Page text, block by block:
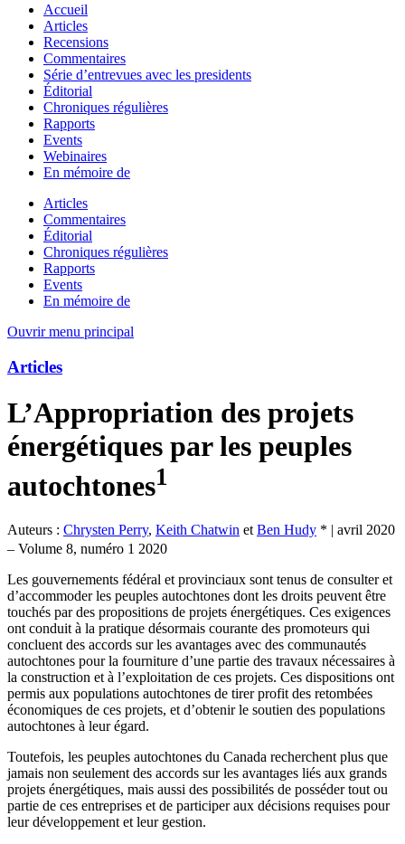
Accueil
Articles
Recensions
Commentaires
Série d’entrevues avec les presidents
Éditorial
Chroniques régulières
Rapports
Events
Webinaires
En mémoire de
Articles
Commentaires
Éditorial
Chroniques régulières
Rapports
Events
En mémoire de
Ouvrir menu principal
Articles
L’Appropriation des projets
énergétiques par les peuples
autochtones1
Auteurs : Chrysten Perry, Keith Chatwin et Ben Hudy * | avril 2020
– Volume 8, numéro 1 2020
Les gouvernements fédéral et provinciaux sont tenus de consulter et
d’accommoder les peuples autochtones dont les droits peuvent être
touchés par des propositions de projets énergétiques. Ces exigences
ont conduit à la pratique désormais courante des promoteurs qui
concluent des accords sur les avantages avec des communautés
autochtones pour la fourniture d’une partie des travaux nécessaires à
la construction et à l’exploitation de ces projets. Ces dispositions ont
permis aux populations autochtones de tirer profit des retombées
économiques de ces projets, et d’obtenir le soutien des populations
autochtones à leur égard.
Toutefois, les peuples autochtones du Canada recherchent plus que
jamais non seulement des accords sur les avantages liés aux grands
projets énergétiques, mais aussi des possibilités de posséder tout ou
partie de ces entreprises et de participer aux décisions requises pour
leur développement et leur gestion.